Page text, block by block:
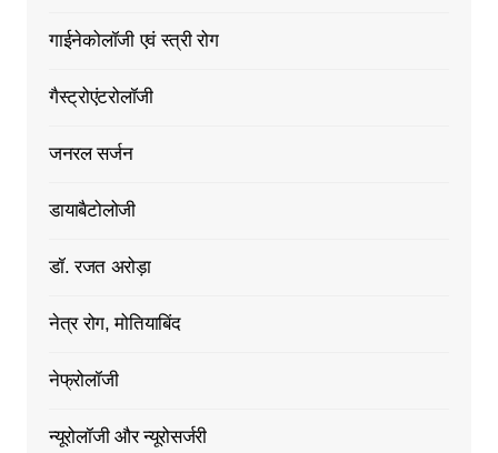
गाईनेकोलॉजी एवं स्त्री रोग
गैस्ट्रोएंटरोलॉजी
जनरल सर्जन
डायाबैटोलोजी
डॉ. रजत अरोड़ा
नेत्र रोग, मोतियाबिंद
नेफ्रोलॉजी
न्यूरोलॉजी और न्यूरोसर्जरी